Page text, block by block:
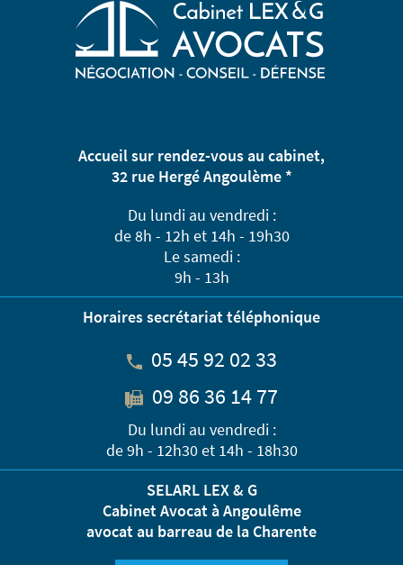
Accueil sur rendez-vous au cabinet,
32 rue Hergé Angoulème *
Du lundi au vendredi :
de 8h - 12h et 14h - 19h30
Le samedi :
9h - 13h
Horaires secrétariat téléphonique
05 45 92 02 33
09 86 36 14 77
Du lundi au vendredi :
de 9h - 12h30 et 14h - 18h30
SELARL LEX & G
Cabinet Avocat à Angoulême
avocat au barreau de la Charente